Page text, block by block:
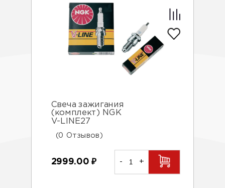
Свеча зажигания
(комплект) NGK
V-LINE27
(0 Отзывов)
2999.00₽ - +